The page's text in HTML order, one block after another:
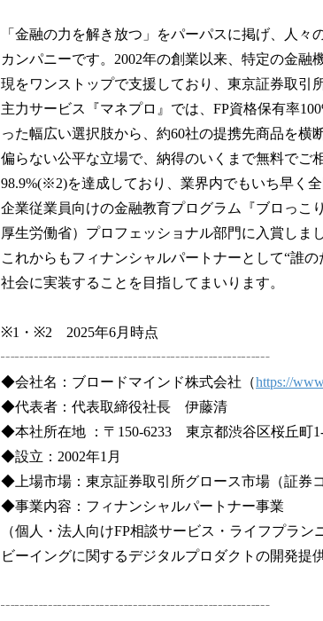
「金融の力を解き放つ」をパーパスに掲げ、人
カンパニーです。2002年の創業以来、特定の金
現をワンストップで支援しており、東京証券取引
主力サービス『マネプロ』では、FP資格保有率
った幅広い選択肢から、約60社の提携先商品を
偏らない公平な立場で、納得のいくまで無料でご
98.9%(※2)を達成しており、業界内でもいち早く
企業従業員向けの金融教育プログラム『ブロっこ
厚生労働省）プロフェッショナル部門に入賞しまし
これからもフィナンシャルパートナーとして“誰
社会に実装することを目指してまいります。
※1・※2 2025年6月時点
┄┄┄┄┄┄┄┄┄┄┄┄┄┄┄┄┄┄┄
◆会社名：ブロードマインド株式会社（https://
◆代表者：代表取締役社長 伊藤清
◆本社所在地 ：〒150-6233 東京都渋谷区桜丘町
◆設立：2002年1月
◆上場市場：東京証券取引所グロース市場（証券コ
◆事業内容：フィナンシャルパートナー事業
（個人・法人向けFP相談サービス・ライフプラ
ビーイングに関するデジタルプロダクトの開発提供
┄┄┄┄┄┄┄┄┄┄┄┄┄┄┄┄┄┄┄